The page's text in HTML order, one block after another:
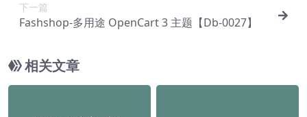
下一篇
Fashshop-多用途 OpenCart 3 主题【Db-0027】
相关文章